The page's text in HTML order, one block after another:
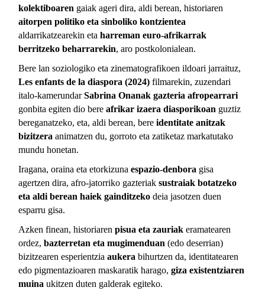
kolektiboaren gaiak ageri dira, aldi berean, historiaren
aitorpen politiko eta sinboliko kontzientea
aldarrikatzearekin etaharreman euro-afrikarrak
berritzeko beharrarekin, aro postkolonialean.
Bere lan soziologiko eta zinematografikoen ildoari jarraituz,
Les enfants de la diaspora (2024) filmarekin, zuzendari
italo-kamerundarSabrina Onanak gazteria afropearrari
gonbita egiten dio bereafrikar izaera diasporikoan guztiz
bereganatzeko, eta, aldi berean, bereidentitate anitzak
bizitzera animatzen du, gorroto eta zatiketaz markatutako
mundu honetan.
Iragana, oraina eta etorkizunaespazio-denbora gisa
agertzen dira, afro-jatorriko gazteriaksustraiak botatzeko
eta aldi berean haiek gainditzeko deia jasotzen duen
esparru gisa.
Azken finean, historiarenpisua eta zauriak eramatearen
ordez,bazterretan eta mugimenduan (edo deserrian)
bizitzearen esperientziaaukera bihurtzen da, identitatearen
edo pigmentazioaren maskaratik harago,giza existentziaren
muina ukitzen duten galderak egiteko.